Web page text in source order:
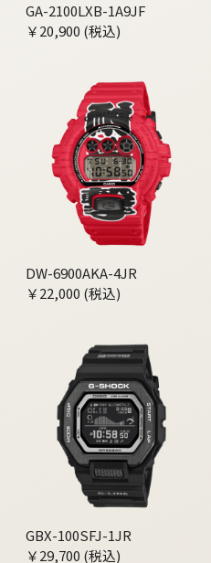
GA-2100LXB-1A9JF
￥20,900 (税込)
DW-6900AKA-4JR
￥22,000 (税込)
GBX-100SFJ-1JR
￥29,700 (税込)